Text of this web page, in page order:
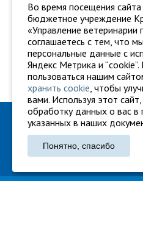
ГБУ "Ветуправление
Адрес: г. Краснодар,
Тел.: +7 861
Во время посещения сайта
бюджетное учреждение
«Управление
соглашаетесь с тем, что
персональные данные с
Яндекс Метрика и
пользоваться нашим
хранить cookie, чтобы
вами. Используя этот
обработку данных о вас в
указанных в наших
Понятно, спасибо